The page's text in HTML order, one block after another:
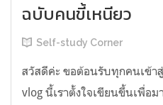
ฉบับคนขี้เหนียว
Self-study Corner
สวัสดีค่ะ ขอต้อนรับทุกคนเข้า
vlog นี้เราตั้งใจเขียนขึ้นเพื่อ